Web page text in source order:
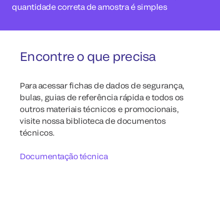
quantidade correta de amostra é simples
Encontre o que precisa
Para acessar fichas de dados de segurança,
bulas, guias de referência rápida e todos os
outros materiais técnicos e promocionais,
visite nossa biblioteca de documentos
técnicos.
Documentação técnica